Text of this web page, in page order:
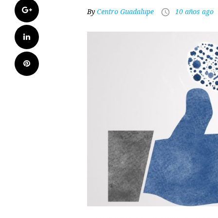
Google+
LinkedIn
Pinterest
By Centro Guadalupe access_time 10 años ago